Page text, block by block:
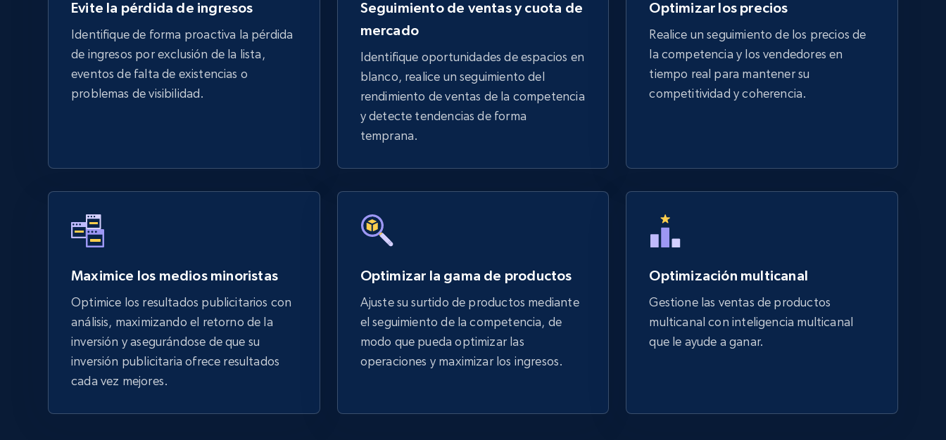
Evite la pérdida de ingresos
Identifique de forma proactiva la pérdida
de ingresos por exclusión de la lista,
eventos de falta de existencias o
problemas de visibilidad.
Seguimiento de ventas y cuota de
mercado
Identifique oportunidades de espacios en
blanco, realice un seguimiento del
rendimiento de ventas de la competencia
y detecte tendencias de forma
temprana.
Optimizar los precios
Realice un seguimiento de los precios de
la competencia y los vendedores en
tiempo real para mantener su
competitividad y coherencia.
Maximice los medios minoristas
Optimice los resultados publicitarios con
análisis, maximizando el retorno de la
inversión y asegurándose de que su
inversión publicitaria ofrece resultados
cada vez mejores.
Optimizar la gama de productos
Ajuste su surtido de productos mediante
el seguimiento de la competencia, de
modo que pueda optimizar las
operaciones y maximizar los ingresos.
Optimización multicanal
Gestione las ventas de productos
multicanal con inteligencia multicanal
que le ayude a ganar.